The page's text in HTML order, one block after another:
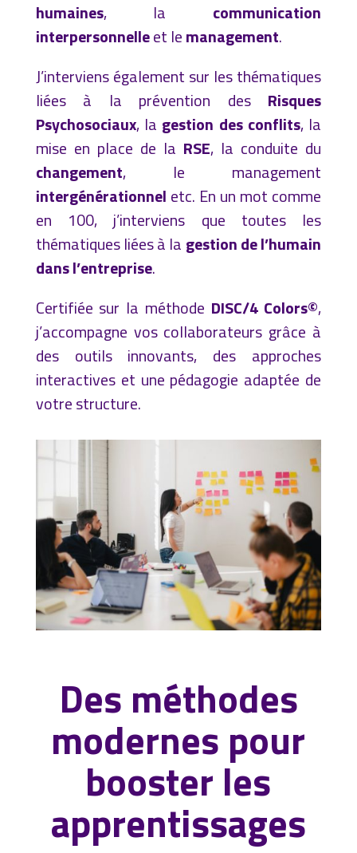
humaines, la communication
interpersonnelleet lemanagement.
J’interviens également sur les thématiques
liées à la prévention des Risques
Psychosociaux, la gestion des conflits, la
mise en place de la RSE, la conduite du
changement, le management
intergénérationnel etc. En un mot comme
en 100, j’interviens que toutes les
thématiques liées à la gestion de l’humain
dans l’entreprise.
Certifiée sur la méthode DISC/4 Colors©,
j’accompagne vos collaborateurs grâce à
des outils innovants, des approches
interactives et une pédagogie adaptée de
votre structure.
Des méthodes
modernes pour
booster les
apprentissages